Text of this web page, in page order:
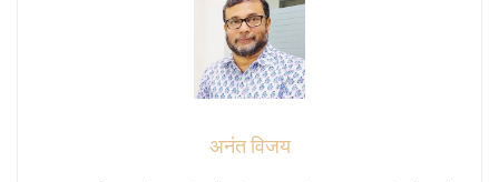
अनंत विजय